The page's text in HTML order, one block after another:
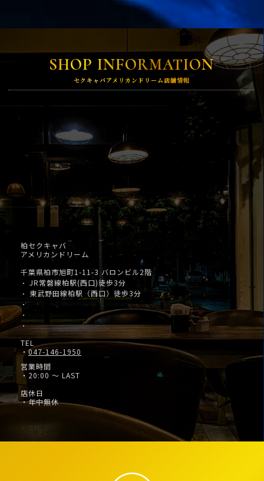
SHOP INFORMATION
セクキャバアメリカンドリーム店舗情報
柏セクキャバ
アメリカンドリーム
千葉県柏市旭町1-11-3 バロンビル2階
・ JR常磐線柏駅(西口)徒歩3分
・ 東武野田線柏駅（西口）徒歩3分
・
・
・
TEL
・047-146-1950
営業時間
・20:00 ～ LAST
店休日
・年中無休